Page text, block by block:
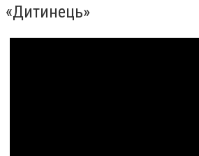
«Дитинець»